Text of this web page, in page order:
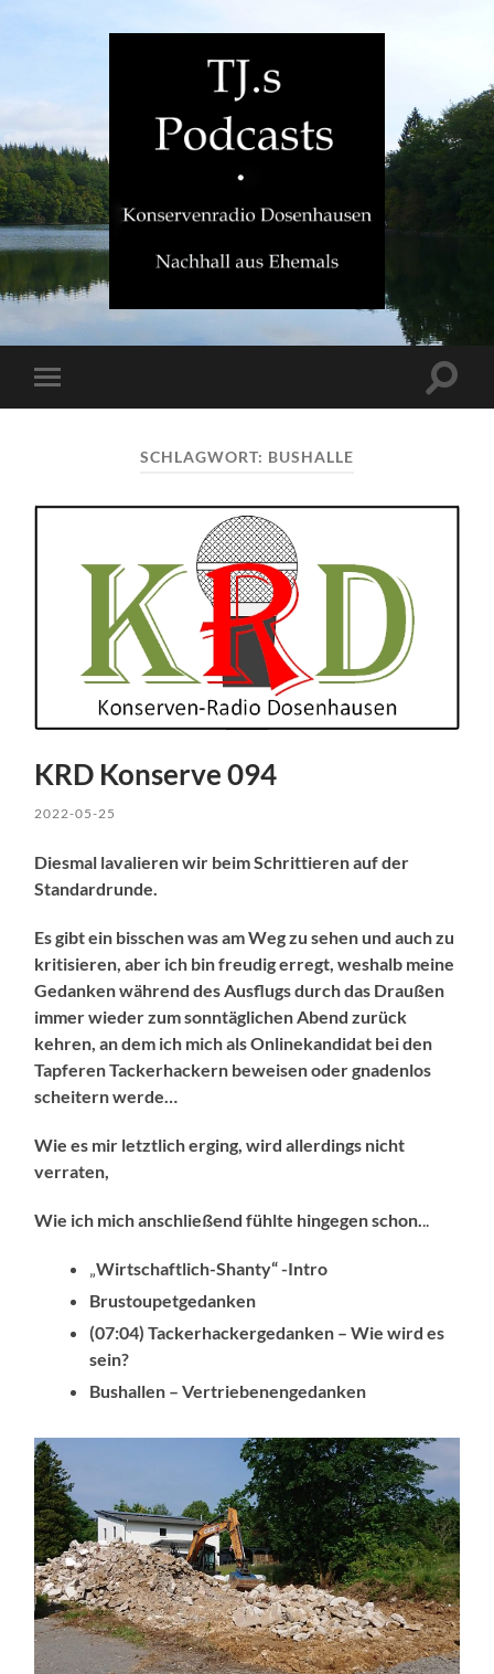
TJ.s
Mobile-
Menü
SCHLAGWORT: BUSHALLE
KRD Konserve 094
2022-05-25
Diesmal lavalieren wir beim Schrittieren auf der
Standardrunde.
Es gibt ein bisschen was am Weg zu sehen und auch zu
kritisieren, aber ich bin freudig erregt, weshalb meine
Gedanken während des Ausflugs durch das Draußen
immer wieder zum sonntäglichen Abend zurück
kehren, an dem ich mich als Onlinekandidat bei den
Tapferen Tackerhackern beweisen oder gnadenlos
scheitern werde…
Wie es mir letztlich erging, wird allerdings nicht
verraten,
Wie ich mich anschließend fühlte hingegen schon...
„Wirtschaftlich-Shanty“ -Intro
Brustoupetgedanken
(07:04) Tackerhackergedanken – Wie wird es
sein?
Bushallen – Vertriebenengedanken